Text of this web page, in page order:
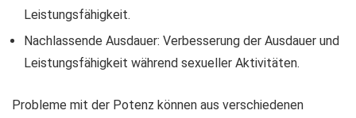
Leistungsfähigkeit.
Nachlassende Ausdauer: Verbesserung der Ausdauer und
Leistungsfähigkeit während sexueller Aktivitäten.
Probleme mit der Potenz können aus verschiedenen